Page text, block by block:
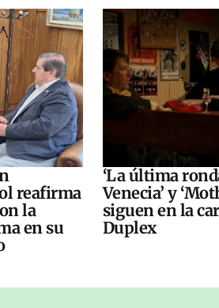
reafirma
la
en su
‘La última
Venecia’ y
siguen en la
Duplex